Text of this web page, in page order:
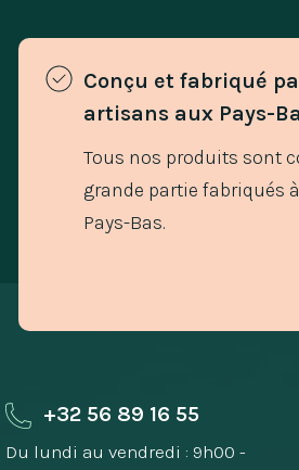
Conçu et fabriqué
artisans aux Pays-
Tous nos produits sont
grande partie fabriqués
Pays-Bas.
+32 56 89 16 55
Du lundi au vendredi : 9h00 -